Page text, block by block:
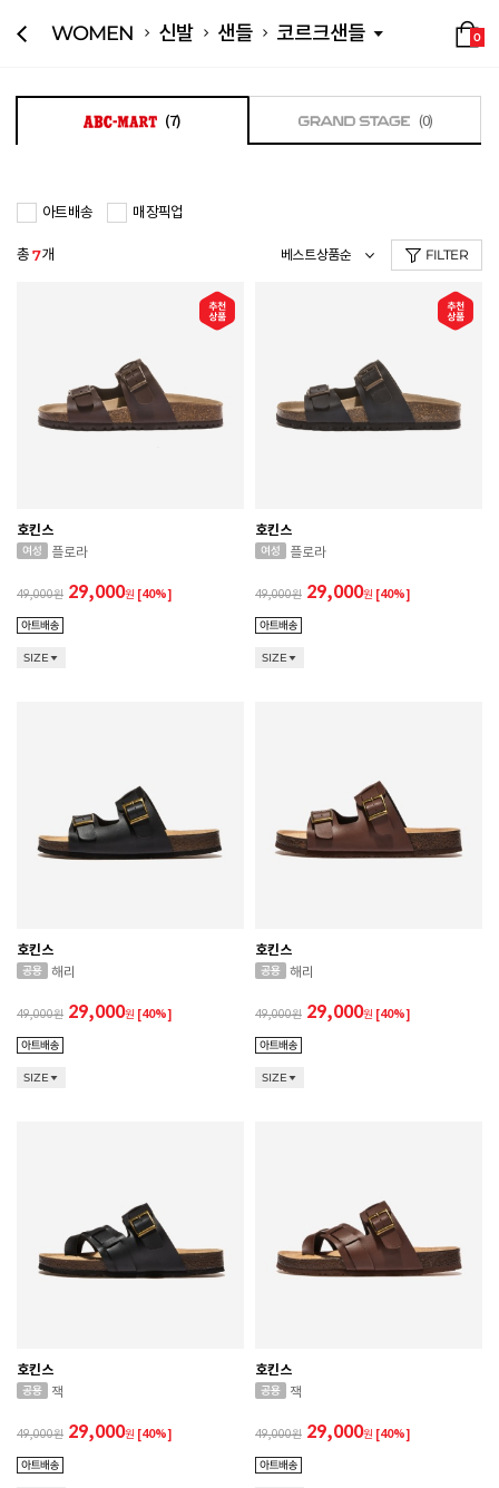
WOMEN 신발 샌들 코르크샌들 0
(7) (0)
아트배송 매장픽업
총7개 FILTER
호킨스
플로라
49,000 29,000원 [40%]
SIZE
호킨스
플로라
49,000 29,000원 [40%]
SIZE
호킨스
해리
49,000 29,000원 [40%]
SIZE
호킨스
해리
49,000 29,000원 [40%]
SIZE
호킨스
잭
49,000 29,000원 [40%]
호킨스
잭
49,000 29,000원 [40%]